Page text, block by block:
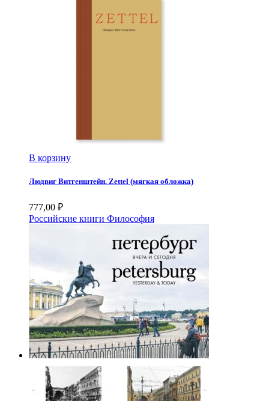
В корзину
Людвиг Витгенштейн. Zettel (мягкая обложка)
777,00 ₽
Российские книги Философия